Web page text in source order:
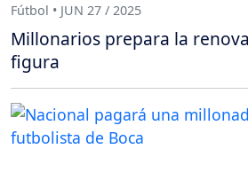
Fútbol • JUN 27 / 2025
Millonarios prepara la
figura